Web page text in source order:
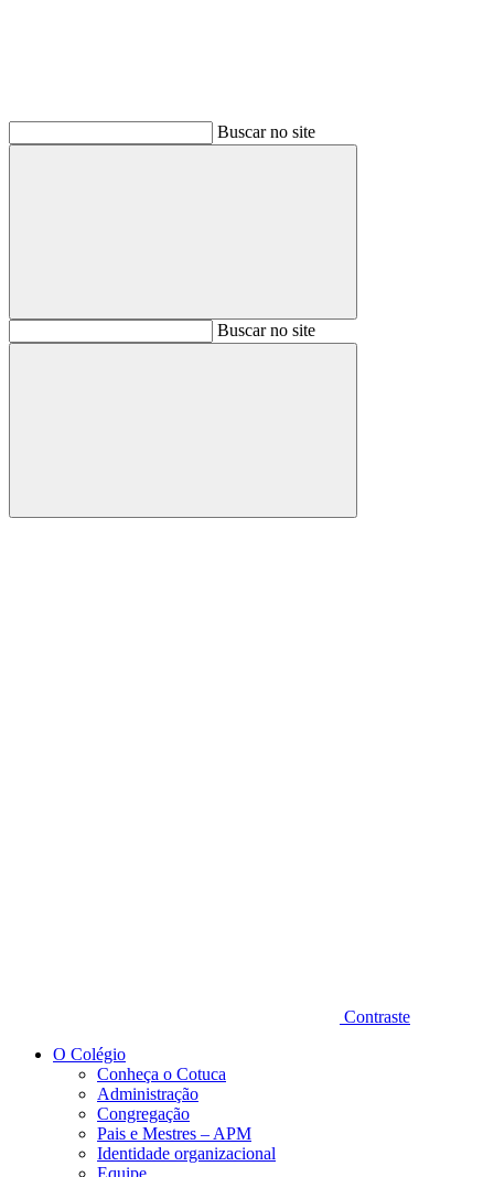
Buscar no site
BuscarBuscar no site
Buscar
Contraste
O Colégio
Conheça o Cotuca
Administração
Congregação
Pais e Mestres – APM
Identidade organizacional
Equipe